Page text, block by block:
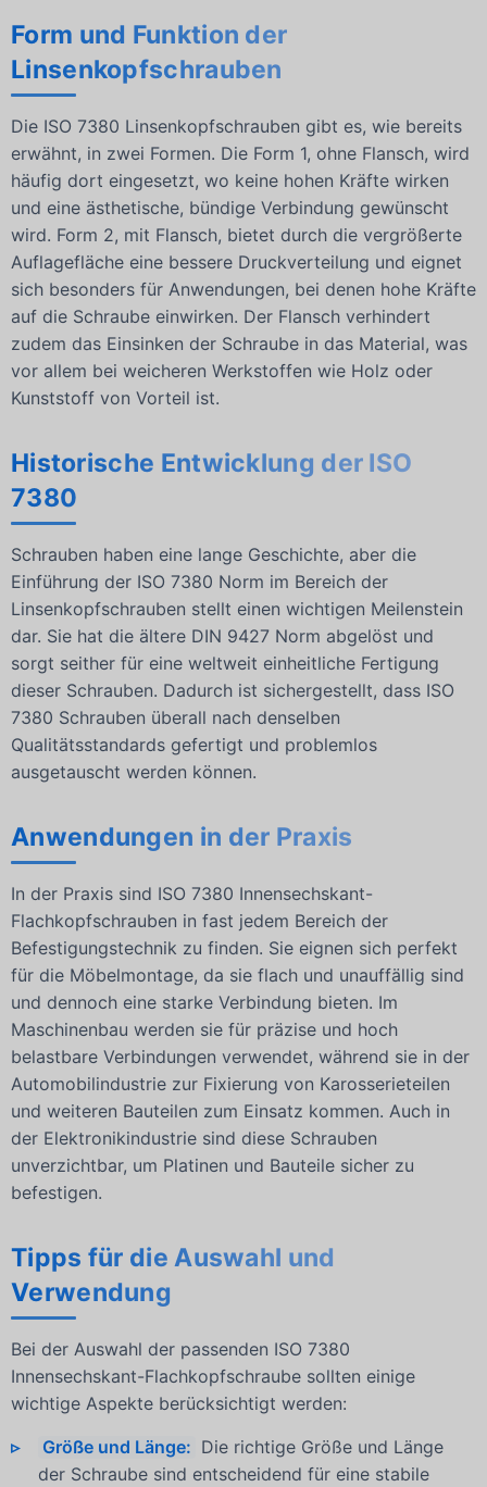
Form und Funktion der
Linsenkopfschrauben
Die ISO 7380 Linsenkopfschrauben gibt es, wie bereits
erwähnt, in zwei Formen. Die Form 1, ohne Flansch, wird
häufig dort eingesetzt, wo keine hohen Kräfte wirken
und eine ästhetische, bündige Verbindung gewünscht
wird. Form 2, mit Flansch, bietet durch die vergrößerte
Auflagefläche eine bessere Druckverteilung und eignet
sich besonders für Anwendungen, bei denen hohe Kräfte
auf die Schraube einwirken. Der Flansch verhindert
zudem das Einsinken der Schraube in das Material, was
vor allem bei weicheren Werkstoffen wie Holz oder
Kunststoff von Vorteil ist.
Historische Entwicklung der ISO
7380
Schrauben haben eine lange Geschichte, aber die
Einführung der ISO 7380 Norm im Bereich der
Linsenkopfschrauben stellt einen wichtigen Meilenstein
dar. Sie hat die ältere DIN 9427 Norm abgelöst und
sorgt seither für eine weltweit einheitliche Fertigung
dieser Schrauben. Dadurch ist sichergestellt, dass ISO
7380 Schrauben überall nach denselben
Qualitätsstandards gefertigt und problemlos
ausgetauscht werden können.
Anwendungen in der Praxis
In der Praxis sind ISO 7380 Innensechskant-
Flachkopfschrauben in fast jedem Bereich der
Befestigungstechnik zu finden. Sie eignen sich perfekt
für die Möbelmontage, da sie flach und unauffällig sind
und dennoch eine starke Verbindung bieten. Im
Maschinenbau werden sie für präzise und hoch
belastbare Verbindungen verwendet, während sie in der
Automobilindustrie zur Fixierung von Karosserieteilen
und weiteren Bauteilen zum Einsatz kommen. Auch in
der Elektronikindustrie sind diese Schrauben
unverzichtbar, um Platinen und Bauteile sicher zu
befestigen.
Tipps für die Auswahl und
Verwendung
Bei der Auswahl der passenden ISO 7380
Innensechskant-Flachkopfschraube sollten einige
wichtige Aspekte berücksichtigt werden:
Größe und Länge: Die richtige Größe und Länge
der Schraube sind entscheidend für eine stabile